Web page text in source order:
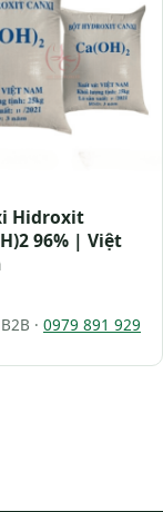
Hidroxit
96% | Việt
· 0979 891 929